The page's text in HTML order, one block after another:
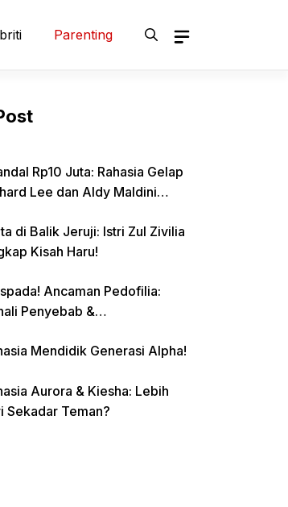
Parenting
Rp10 Juta: Rahasia Gelap
Lee dan Aldy Maldini
di Balik Jeruji: Istri Zul Zivilia
Kisah Haru!
Ancaman Pedofilia:
Penyebab &
Mendidik Generasi Alpha!
Aurora & Kiesha: Lebih
Sekadar Teman?